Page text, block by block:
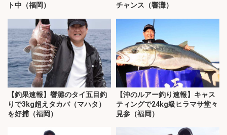
ト中（福岡）
チャンス（響灘）
【釣果速報】響灘のタイ五目釣
りで3kg超えタカバ（マハタ）
を好捕（福岡）
【沖のルアー釣り速報】キャス
ティングで24kg級ヒラマサ堂々
見参（福岡）